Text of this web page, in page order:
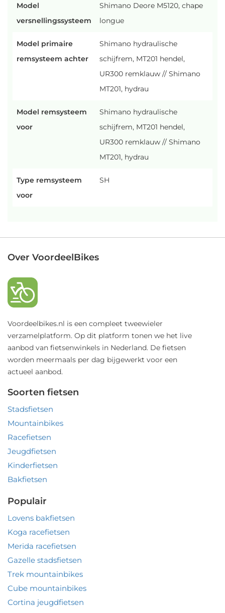
Model
versnellingssysteem
Shimano Deore M5120, chape
longue
Model primaire
remsysteem achter
Shimano hydraulische
schijfrem, MT201 hendel,
UR300 remklauw // Shimano
MT201, hydrau
Model remsysteem
voor
Shimano hydraulische
schijfrem, MT201 hendel,
UR300 remklauw // Shimano
MT201, hydrau
Type remsysteem
voor
SH
Over VoordeelBikes
Voordeelbikes.nl is een compleet tweewieler
verzamelplatform. Op dit platform tonen we het live
aanbod van fietsenwinkels in Nederland. De fietsen
worden meermaals per dag bijgewerkt voor een
actueel aanbod.
Soorten fietsen
Stadsfietsen
Mountainbikes
Racefietsen
Jeugdfietsen
Kinderfietsen
Bakfietsen
Populair
Lovens bakfietsen
Koga racefietsen
Merida racefietsen
Gazelle stadsfietsen
Trek mountainbikes
Cube mountainbikes
Cortina jeugdfietsen